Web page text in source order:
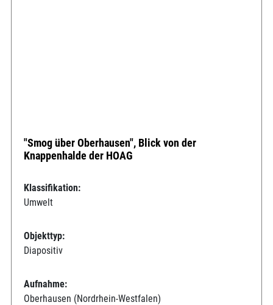
"Smog über Oberhausen", Blick von der
Knappenhalde der HOAG
Klassifikation:
Umwelt
Objekttyp:
Diapositiv
Aufnahme:
Oberhausen (Nordrhein-Westfalen)